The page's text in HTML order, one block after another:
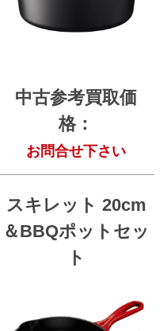
中古参考買取価
格：
お問合せ下さい
スキレット 20cm
＆BBQポットセッ
ト